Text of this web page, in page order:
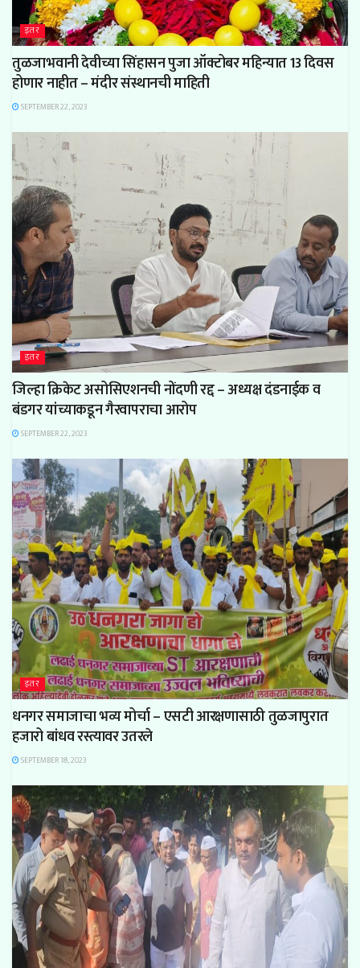
इतर
तुळजाभवानी देवीच्या सिंहासन पुजा ऑक्टोबर महिन्यात 13 दिवस
होणार नाहीत – मंदीर संस्थानची माहिती
SEPTEMBER 22, 2023
इतर
जिल्हा क्रिकेट असोसिएशनची नोंदणी रद्द – अध्यक्ष दंडनाईक व
बंडगर यांच्याकडून गैरवापराचा आरोप
SEPTEMBER 22, 2023
इतर
धनगर समाजाचा भव्य मोर्चा – एसटी आरक्षणासाठी तुळजापुरात
हजारो बांधव रस्त्यावर उतरले
SEPTEMBER 18, 2023